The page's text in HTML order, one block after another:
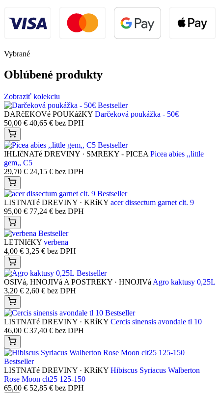
Vybrané
Oblúbené produkty
Zobraziť kolekciu
Bestseller
DARčEKOVé POUKážKY Darčeková poukážka - 50€
50,00 € 40,65 € bez DPH
Bestseller
IHLIčNATé DREVINY · SMREKY - PICEA Picea abies ,,little
gem,, C5
29,70 € 24,15 € bez DPH
Bestseller
LISTNATé DREVINY · KRíKY acer dissectum garnet clt. 9
95,00 € 77,24 € bez DPH
Bestseller
LETNIčKY verbena
4,00 € 3,25 € bez DPH
Bestseller
OSIVá, HNOJIVá A POSTREKY · HNOJIVá Agro kaktusy 0,25L
3,20 € 2,60 € bez DPH
Bestseller
LISTNATé DREVINY · KRíKY Cercis sinensis avondale tl 10
46,00 € 37,40 € bez DPH
Bestseller
LISTNATé DREVINY · KRíKY Hibiscus Syriacus Walberton
Rose Moon clt25 125-150
65,00 € 52,85 € bez DPH